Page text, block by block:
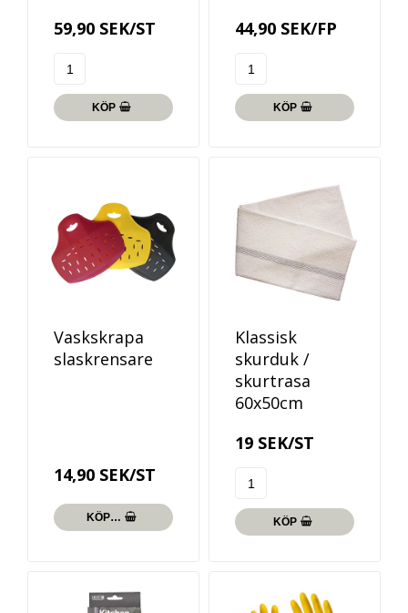
59,90 SEK/ST
KÖP
44,90 SEK/FP
KÖP
Vaskskrapa
slaskrensare
14,90 SEK/ST
KÖP…
Klassisk
skurduk /
skurtrasa
60x50cm
19 SEK/ST
KÖP